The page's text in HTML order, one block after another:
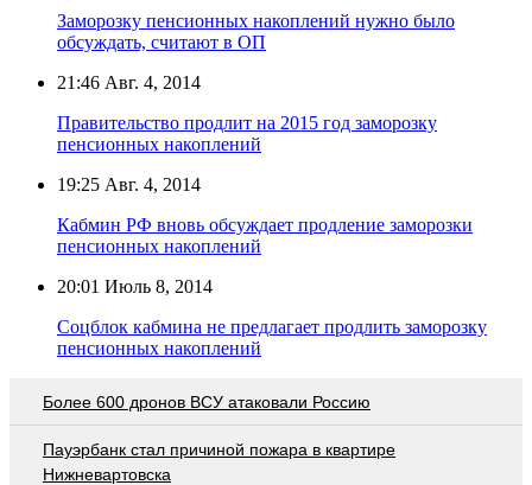
Заморозку пенсионных накоплений нужно было
обсуждать, считают в ОП
21:46 Авг. 4, 2014
Правительство продлит на 2015 год заморозку
пенсионных накоплений
19:25 Авг. 4, 2014
Кабмин РФ вновь обсуждает продление заморозки
пенсионных накоплений
20:01 Июль 8, 2014
Соцблок кабмина не предлагает продлить заморозку
пенсионных накоплений
Более 600 дронов ВСУ атаковали Россию
Пауэрбанк стал причиной пожара в квартире
Нижневартовска